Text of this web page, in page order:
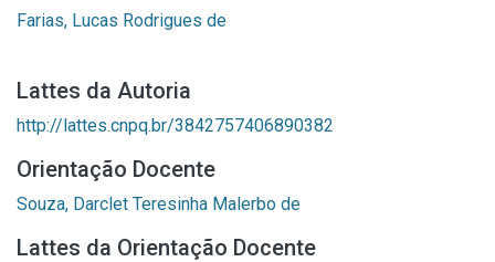
Farias, Lucas Rodrigues de
Lattes da Autoria
http://lattes.cnpq.br/3842757406890382
Orientação Docente
Souza, Darclet Teresinha Malerbo de
Lattes da Orientação Docente